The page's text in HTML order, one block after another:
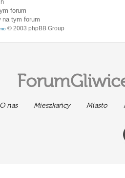
forum
na tym forum
© 2003 phpBB Group
O nas Mieszkańcy Miasto